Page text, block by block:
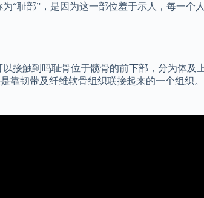
“耻部”，是因为这一部位羞于示人，每一个
接触到吗耻骨位于髋骨的前下部，分为体
靠韧带及纤维软骨组织联接起来的一个组织